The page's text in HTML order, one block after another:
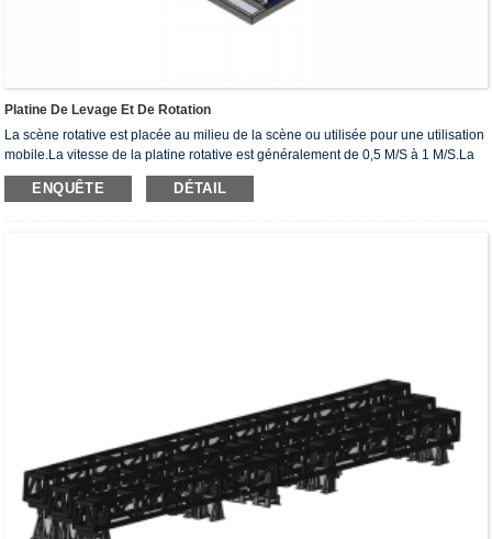
Platine De Levage Et De Rotation
La scène rotative est placée au milieu de la scène ou utilisée pour une utilisation
mobile.La vitesse de la platine rotative est généralement de 0,5 M/S à 1 M/S.La
vitesse de rotation, le démarrage et l'arrêt à point fixe et le sens de rotation
peuvent être contrôlés par réglage ou simulation PLC.La danse rotative se
ENQUÊTE DÉTAIL